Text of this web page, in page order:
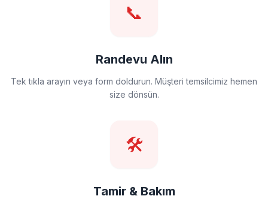
📞
Randevu Alın
Tek tıkla arayın veya form doldurun. Müşteri temsilcimiz hemen
size dönsün.
🛠️
Tamir & Bakım